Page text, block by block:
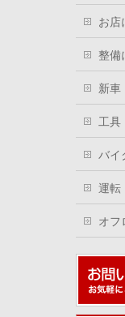
お店
整備
新車
工具
バイ
運転
オフ